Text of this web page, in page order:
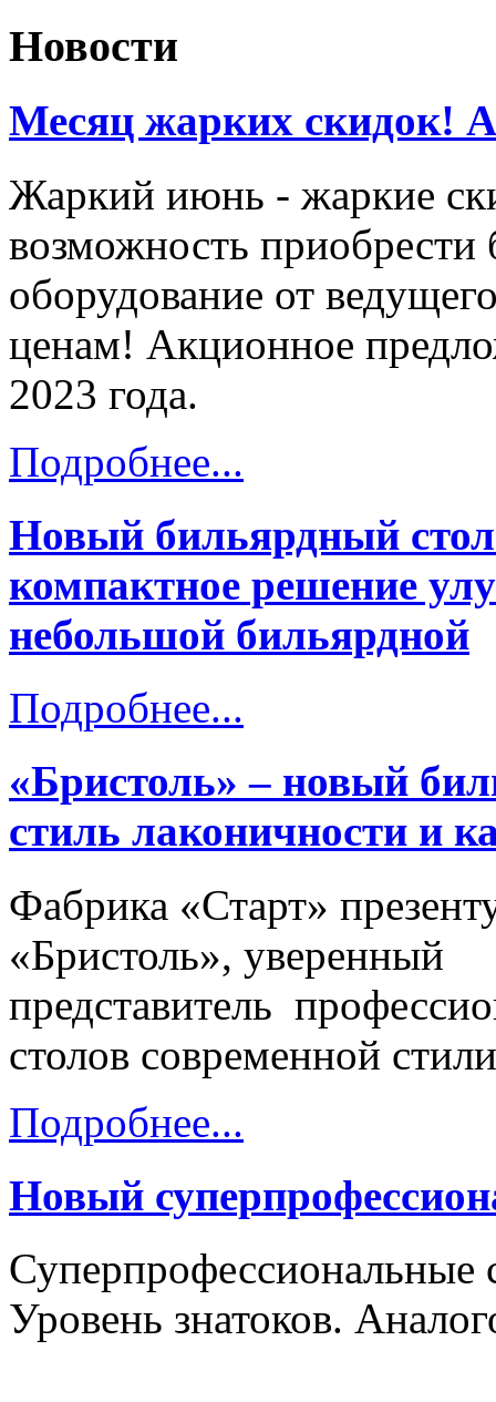
Новости
Месяц жарких скидок!
Жаркий июнь - жаркие
возможность
оборудование от
ценам! Акционное
2023 года.
Подробнее...
Новый бильярдный
компактное решение
небольшой бильярдной
Подробнее...
«Бристоль» – новый
стиль лаконичности и
Фабрика «Старт»
«Бристоль», уверенный
представитель
столов современной
Подробнее...
Новый
Суперпрофессиональные
Уровень знатоков.